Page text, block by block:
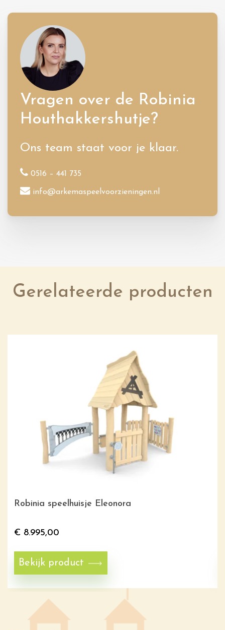
Vragen over de Robinia
Houthakkershutje?
Ons team staat voor je klaar.
0516 – 441 735
info@arkemaspeelvoorzieningen.nl
Gerelateerde producten
Robinia speelhuisje Eleonora
€ 8.995,00
Bekijk product